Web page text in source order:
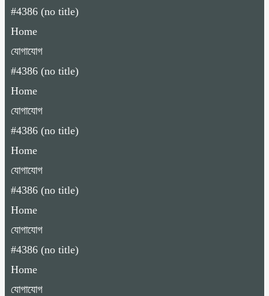
#4386 (no title)
Home
যোগাযোগ
#4386 (no title)
Home
যোগাযোগ
#4386 (no title)
Home
যোগাযোগ
#4386 (no title)
Home
যোগাযোগ
#4386 (no title)
Home
যোগাযোগ